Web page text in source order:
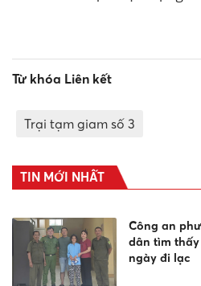
Từ khóa Liên kết
Trại tạm giam số 3
TIN MỚI NHẤT
Công an
dân tìm
ngày đi lạc